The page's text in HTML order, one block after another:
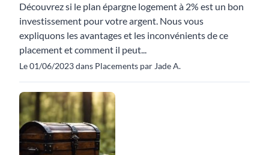
Découvrez si le plan épargne logement à 2% est un bon
investissement pour votre argent. Nous vous
expliquons les avantages et les inconvénients de ce
placement et comment il peut...
Le 01/06/2023 dans Placements par Jade A.